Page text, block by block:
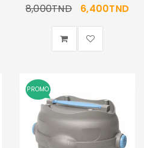
8,000TND 6,400TND
PROMO